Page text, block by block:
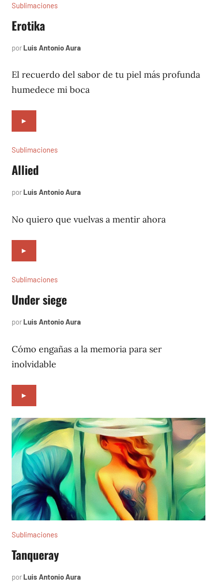
Sublimaciones
Erotika
por Luis Antonio Aura
2023
El recuerdo del sabor de tu piel más profunda
humedece mi boca
►
Sublimaciones
Allied
por Luis Antonio Aura
2022
No quiero que vuelvas a mentir ahora
►
Sublimaciones
Under siege
por Luis Antonio Aura
2022
Cómo engañas a la memoria para ser
inolvidable
►
Sublimaciones
Tanqueray
por Luis Antonio Aura